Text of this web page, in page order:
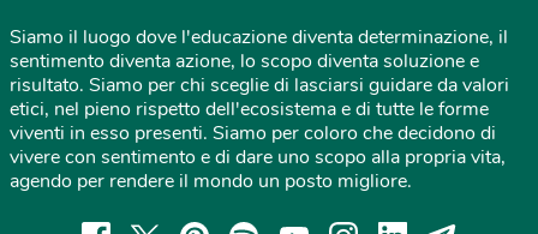
Siamo il luogo dove l'educazione diventa determinazione, il
sentimento diventa azione, lo scopo diventa soluzione e
risultato. Siamo per chi sceglie di lasciarsi guidare da valori
etici, nel pieno rispetto dell'ecosistema e di tutte le forme
viventi in esso presenti. Siamo per coloro che decidono di
vivere con sentimento e di dare uno scopo alla propria vita,
agendo per rendere il mondo un posto migliore.